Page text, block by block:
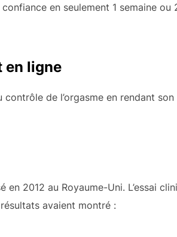
en seulement 1 semaine ou
en ligne
de l’orgasme en rendant
en 2012 au Royaume-Uni. L’essai
avaient montré :